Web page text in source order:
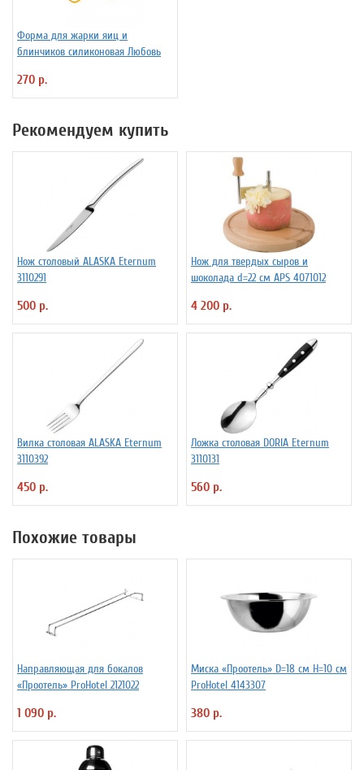
Форма для жарки яиц и
блинчиков силиконовая Любовь
270 р.
Рекомендуем купить
Нож столовый ALASKA Eternum
3110291
500 р.
Нож для твердых сыров и
шоколада d=22 см APS 4071012
4 200 р.
Вилка столовая ALASKA Eternum
3110392
450 р.
Ложка столовая DORIA Eternum
3110131
560 р.
Похожие товары
Направляющая для бокалов
«Проотель» ProHotel 2121022
1 090 р.
Миска «Проотель» D=18 см H=10 см
ProHotel 4143307
380 р.